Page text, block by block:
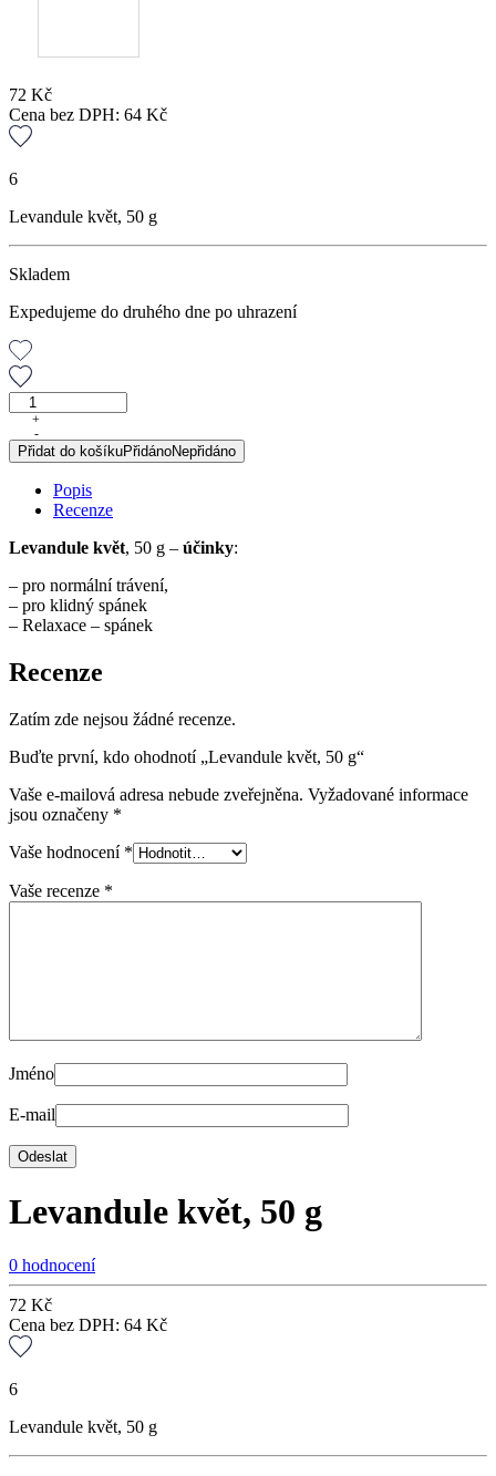
72 Kč
Cena bez DPH: 64 Kč
6
Levandule květ, 50 g
Skladem
Expedujeme do druhého dne po uhrazení
Levandule
květ,
50
g
množství
+
-
Přidat do košíkuPřidánoNepřidáno
Popis
Recenze
Levandule květ, 50 g – účinky:
– pro normální trávení,
– pro klidný spánek
– Relaxace – spánek
Recenze
Zatím zde nejsou žádné recenze.
Buďte první, kdo ohodnotí „Levandule květ, 50 g“
Vaše e-mailová adresa nebude zveřejněna. Vyžadované informace
jsou označeny *
Vaše hodnocení *
Vaše recenze *
Jméno
E-mail
Levandule květ, 50 g
0 hodnocení
72 Kč
Cena bez DPH: 64 Kč
6
Levandule květ, 50 g